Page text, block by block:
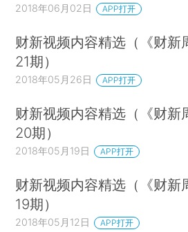
2018年06月02日 APP打开
财新视频内容精选（《财新
21期）
2018年05月26日 APP打开
财新视频内容精选（《财新
20期）
2018年05月19日 APP打开
财新视频内容精选（《财新
19期）
2018年05月12日 APP打开